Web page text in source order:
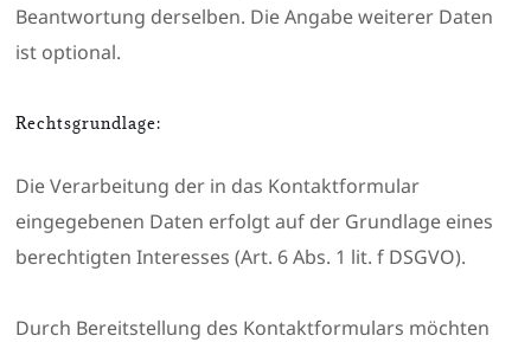
Beantwortung derselben. Die Angabe weiterer Daten
ist optional.
Rechtsgrundlage:
Die Verarbeitung der in das Kontaktformular
eingegebenen Daten erfolgt auf der Grundlage eines
berechtigten Interesses (Art. 6 Abs. 1 lit. f DSGVO).
Durch Bereitstellung des Kontaktformulars möchten